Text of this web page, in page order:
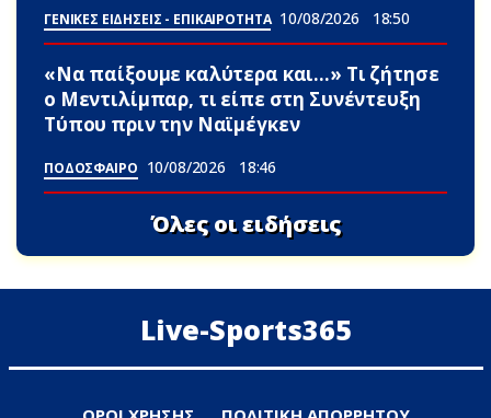
ΓΕΝΙΚΕΣ ΕΙΔΗΣΕΙΣ - ΕΠΙΚΑΙΡΟΤΗΤΑ 10/08/2026 18:50
«Να παίξουμε καλύτερα και…» Τι ζήτησε
ο Μεντιλίμπαρ, τι είπε στη Συνέντευξη
Τύπου πριν την Ναϊμέγκεν
ΠΟΔΟΣΦΑΙΡΟ 10/08/2026 18:46
Όλες οι ειδήσεις
Live-Sports365